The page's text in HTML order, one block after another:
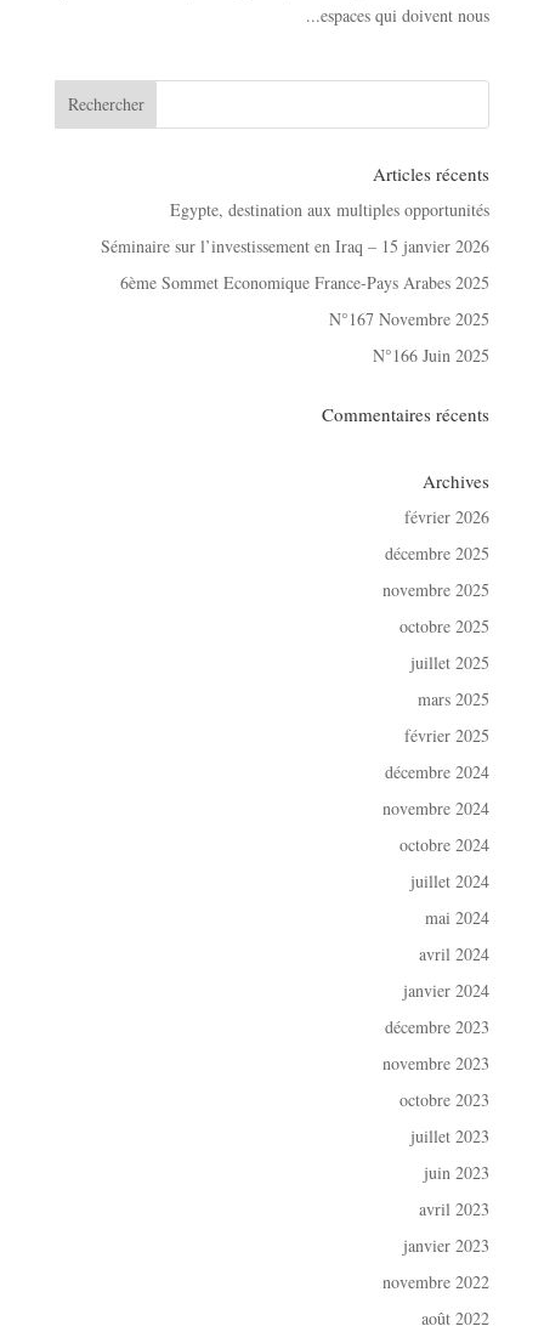
espaces qui doivent nous...
Articles récents
Egypte, destination aux multiples opportunités
Séminaire sur l’investissement en Iraq – 15 janvier 2026
6ème Sommet Economique France-Pays Arabes 2025
N°167 Novembre 2025
N°166 Juin 2025
Commentaires récents
Archives
février 2026
décembre 2025
novembre 2025
octobre 2025
juillet 2025
mars 2025
février 2025
décembre 2024
novembre 2024
octobre 2024
juillet 2024
mai 2024
avril 2024
janvier 2024
décembre 2023
novembre 2023
octobre 2023
juillet 2023
juin 2023
avril 2023
janvier 2023
novembre 2022
août 2022